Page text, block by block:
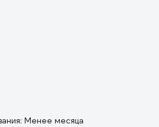
Менее месяца